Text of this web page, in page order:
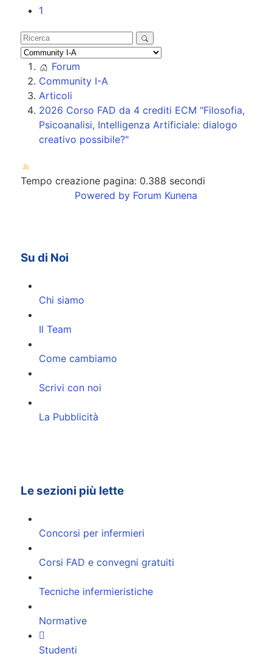
1
Forum
Community I-A
Articoli
2026 Corso FAD da 4 crediti ECM "Filosofia,
Psicoanalisi, Intelligenza Artificiale: dialogo
creativo possibile?"
Tempo creazione pagina: 0.388 secondi
Powered by Forum Kunena
Su di Noi
Chi siamo
Il Team
Come cambiamo
Scrivi con noi
La Pubblicità
Le sezioni più lette
Concorsi per infermieri
Corsi FAD e convegni gratuiti
Tecniche infermieristiche
Normative
Studenti